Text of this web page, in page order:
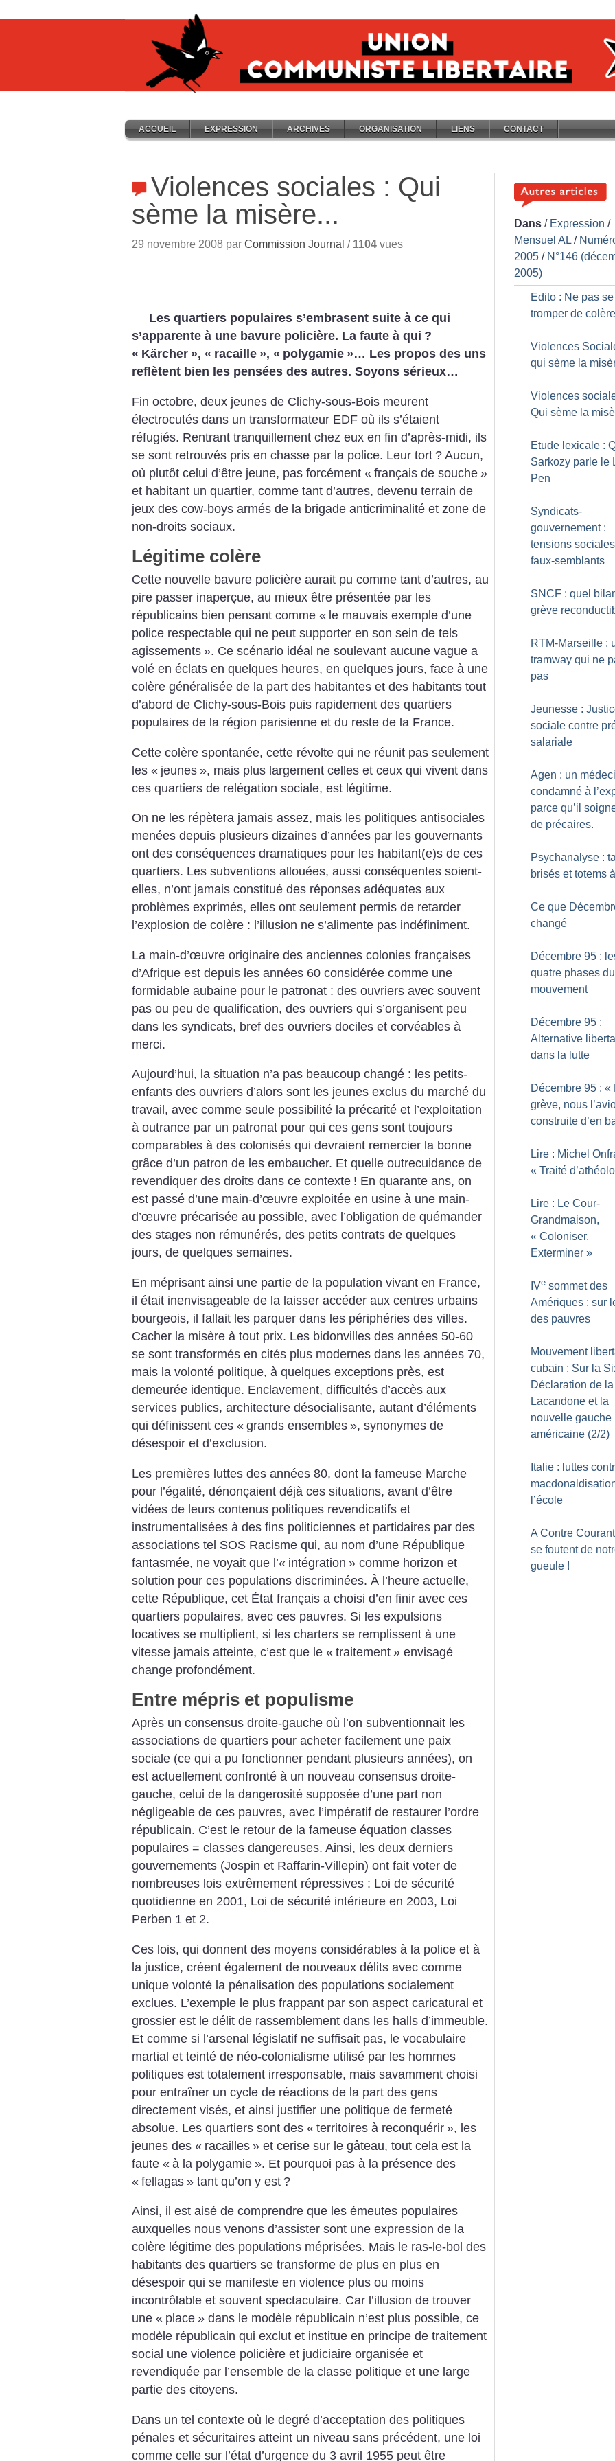
ACCUEIL EXPRESSION ARCHIVES ORGANISATION LIENS CONTACT
Violences sociales : Qui
sème la misère...
29 novembre 2008 par Commission Journal / 1104 vues
Les quartiers populaires s’embrasent suite à ce qui
s’apparente à une bavure policière. La faute à qui ?
« Kärcher », « racaille », « polygamie »… Les propos des uns
reflètent bien les pensées des autres. Soyons sérieux…
Fin octobre, deux jeunes de Clichy-sous-Bois meurent
électrocutés dans un transformateur EDF où ils s’étaient
réfugiés. Rentrant tranquillement chez eux en fin d’après-midi, ils
se sont retrouvés pris en chasse par la police. Leur tort ? Aucun,
où plutôt celui d’être jeune, pas forcément « français de souche »
et habitant un quartier, comme tant d’autres, devenu terrain de
jeux des cow-boys armés de la brigade anticriminalité et zone de
non-droits sociaux.
Légitime colère
Cette nouvelle bavure policière aurait pu comme tant d’autres, au
pire passer inaperçue, au mieux être présentée par les
républicains bien pensant comme « le mauvais exemple d’une
police respectable qui ne peut supporter en son sein de tels
agissements ». Ce scénario idéal ne soulevant aucune vague a
volé en éclats en quelques heures, en quelques jours, face à une
colère généralisée de la part des habitantes et des habitants tout
d’abord de Clichy-sous-Bois puis rapidement des quartiers
populaires de la région parisienne et du reste de la France.
Cette colère spontanée, cette révolte qui ne réunit pas seulement
les « jeunes », mais plus largement celles et ceux qui vivent dans
ces quartiers de relégation sociale, est légitime.
On ne les répètera jamais assez, mais les politiques antisociales
menées depuis plusieurs dizaines d’années par les gouvernants
ont des conséquences dramatiques pour les habitant(e)s de ces
quartiers. Les subventions allouées, aussi conséquentes soient-
elles, n’ont jamais constitué des réponses adéquates aux
problèmes exprimés, elles ont seulement permis de retarder
l’explosion de colère : l’illusion ne s’alimente pas indéfiniment.
La main-d’œuvre originaire des anciennes colonies françaises
d’Afrique est depuis les années 60 considérée comme une
formidable aubaine pour le patronat : des ouvriers avec souvent
pas ou peu de qualification, des ouvriers qui s’organisent peu
dans les syndicats, bref des ouvriers dociles et corvéables à
merci.
Aujourd’hui, la situation n’a pas beaucoup changé : les petits-
enfants des ouvriers d’alors sont les jeunes exclus du marché du
travail, avec comme seule possibilité la précarité et l’exploitation
à outrance par un patronat pour qui ces gens sont toujours
comparables à des colonisés qui devraient remercier la bonne
grâce d’un patron de les embaucher. Et quelle outrecuidance de
revendiquer des droits dans ce contexte ! En quarante ans, on
est passé d’une main-d’œuvre exploitée en usine à une main-
d’œuvre précarisée au possible, avec l’obligation de quémander
des stages non rémunérés, des petits contrats de quelques
jours, de quelques semaines.
En méprisant ainsi une partie de la population vivant en France,
il était inenvisageable de la laisser accéder aux centres urbains
bourgeois, il fallait les parquer dans les périphéries des villes.
Cacher la misère à tout prix. Les bidonvilles des années 50-60
se sont transformés en cités plus modernes dans les années 70,
mais la volonté politique, à quelques exceptions près, est
demeurée identique. Enclavement, difficultés d’accès aux
services publics, architecture désocialisante, autant d’éléments
qui définissent ces « grands ensembles », synonymes de
désespoir et d’exclusion.
Les premières luttes des années 80, dont la fameuse Marche
pour l’égalité, dénonçaient déjà ces situations, avant d’être
vidées de leurs contenus politiques revendicatifs et
instrumentalisées à des fins politiciennes et partidaires par des
associations tel SOS Racisme qui, au nom d’une République
fantasmée, ne voyait que l’« intégration » comme horizon et
solution pour ces populations discriminées. À l’heure actuelle,
cette République, cet État français a choisi d’en finir avec ces
quartiers populaires, avec ces pauvres. Si les expulsions
locatives se multiplient, si les charters se remplissent à une
vitesse jamais atteinte, c’est que le « traitement » envisagé
change profondément.
Entre mépris et populisme
Après un consensus droite-gauche où l’on subventionnait les
associations de quartiers pour acheter facilement une paix
sociale (ce qui a pu fonctionner pendant plusieurs années), on
est actuellement confronté à un nouveau consensus droite-
gauche, celui de la dangerosité supposée d’une part non
négligeable de ces pauvres, avec l’impératif de restaurer l’ordre
républicain. C’est le retour de la fameuse équation classes
populaires = classes dangereuses. Ainsi, les deux derniers
gouvernements (Jospin et Raffarin-Villepin) ont fait voter de
nombreuses lois extrêmement répressives : Loi de sécurité
quotidienne en 2001, Loi de sécurité intérieure en 2003, Loi
Perben 1 et 2.
Ces lois, qui donnent des moyens considérables à la police et à
la justice, créent également de nouveaux délits avec comme
unique volonté la pénalisation des populations socialement
exclues. L’exemple le plus frappant par son aspect caricatural et
grossier est le délit de rassemblement dans les halls d’immeuble.
Et comme si l’arsenal législatif ne suffisait pas, le vocabulaire
martial et teinté de néo-colonialisme utilisé par les hommes
politiques est totalement irresponsable, mais savamment choisi
pour entraîner un cycle de réactions de la part des gens
directement visés, et ainsi justifier une politique de fermeté
absolue. Les quartiers sont des « territoires à reconquérir », les
jeunes des « racailles » et cerise sur le gâteau, tout cela est la
faute « à la polygamie ». Et pourquoi pas à la présence des
« fellagas » tant qu’on y est ?
Ainsi, il est aisé de comprendre que les émeutes populaires
auxquelles nous venons d’assister sont une expression de la
colère légitime des populations méprisées. Mais le ras-le-bol des
habitants des quartiers se transforme de plus en plus en
désespoir qui se manifeste en violence plus ou moins
incontrôlable et souvent spectaculaire. Car l’illusion de trouver
une « place » dans le modèle républicain n’est plus possible, ce
modèle républicain qui exclut et institue en principe de traitement
social une violence policière et judiciaire organisée et
revendiquée par l’ensemble de la classe politique et une large
partie des citoyens.
Dans un tel contexte où le degré d’acceptation des politiques
pénales et sécuritaires atteint un niveau sans précédent, une loi
comme celle sur l’état d’urgence du 3 avril 1955 peut être
Dans / Expression /
Mensuel AL /
2005 / N°146
2005)
Edito : Ne pas se
tromper de colère
Violences
qui sème la
Violences
Qui sème la
Etude lexicale :
Sarkozy parle le
Pen
Syndicats-
gouvernement :
tensions
faux-semblants
SNCF : quel
grève
RTM-Marseille :
tramway qui ne
pas
Jeunesse :
sociale contre
salariale
Agen : un
condamné à
parce qu’il
de précaires.
Psychanalyse :
brisés et totems
Ce que
changé
Décembre 95 :
quatre phases du
mouvement
Décembre 95 :
Alternative
dans la lutte
Décembre 95 : «
grève, nous
construite d’en
Lire : Michel
« Traité
Lire : Le Cour-
Grandmaison,
« Coloniser.
Exterminer »
IVe sommet des
Amériques : sur
des pauvres
Mouvement
cubain : Sur la
Déclaration de
Lacandone et la
nouvelle gauche
américaine (2/2)
Italie : luttes
l’école
A Contre
se foutent de
gueule !